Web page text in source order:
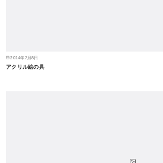
2014年7月8日
アクリル絵の具